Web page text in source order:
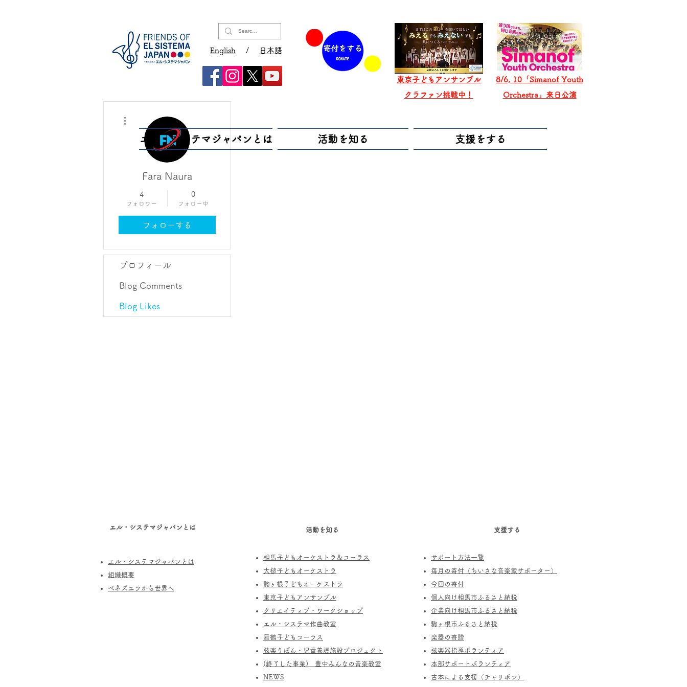
English / 日本語
東京子どもアンサンブル
​クラファン挑戦中！
8/6, 10「Simanof Youth
Orchestra」来日公演
エル・システマジャパンとは 活動を知る 支援をする
Fara Naura
4
フォロワー
0
フォロー中
フォローする
プロフィール
Blog Comments
Blog Likes
エル・システマジャパンとは
エル・システマジャパンとは
​組織概要
​ベネズエラから世界へ
活動を知る
相馬子どもオーケストラ＆コーラス
​大槌子どもオーケストラ
駒ヶ根子どもオーケストラ
​東京子どもアンサンブル
​クリエイティブ・ワークショップ
エル・システマ作曲教室
​舞鶴子どもコーラス
​​弦楽りぼん・児童養護施設プロジェクト
(終了した事業) ​豊中みんなの音楽教室
​NEWS
支援する
サポート方法一覧
​毎月の寄付（ちいさな音楽家サポーター）
今回の寄付
個人向け相馬市ふるさと納税
企業向け相馬市ふるさと納税
駒ヶ根市ふるさと納税
楽器の寄贈
​弦楽器指導ボランティア
​本部サポートボランティア
​古本による支援（チャリボン）